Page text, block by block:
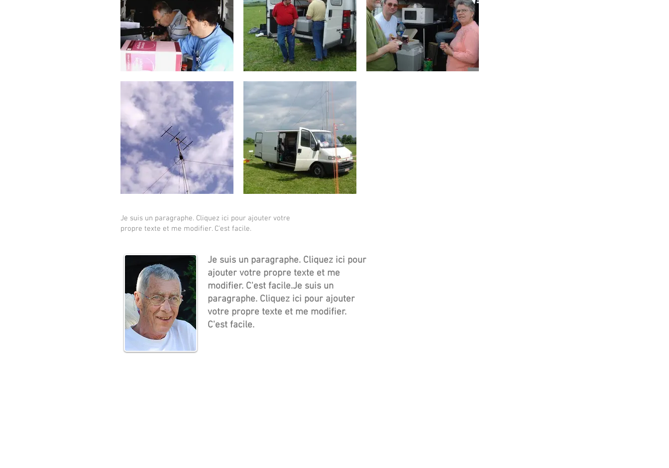
Je suis un paragraphe. Cliquez ici pour ajouter votre
propre texte et me modifier. C'est facile.
Je suis un paragraphe. Cliquez ici pour
ajouter votre propre texte et me
modifier. C'est facile.Je suis un
paragraphe. Cliquez ici pour ajouter
votre propre texte et me modifier.
C'est facile.